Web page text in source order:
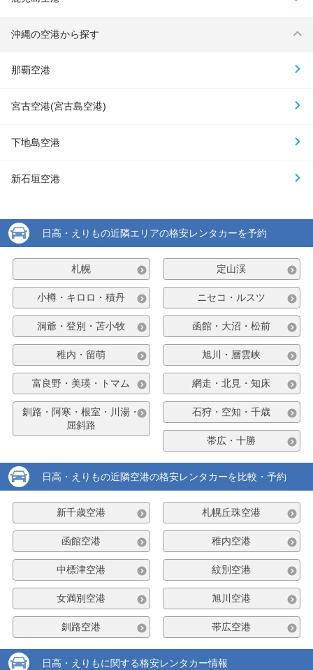
沖縄の空港から探す
那覇空港
宮古空港(宮古島空港)
下地島空港
新石垣空港
日高・えりもの近隣エリアの格安レンタカーを予約
札幌 定山渓
小樽・キロロ・積丹 ニセコ・ルスツ
洞爺・登別・苫小牧 函館・大沼・松前
稚内・留萌 旭川・層雲峡
富良野・美瑛・トマム 網走・北見・知床
釧路・阿寒・根室・川湯・
屈斜路
石狩・空知・千歳
帯広・十勝
日高・えりもの近隣空港の格安レンタカーを比較・予約
新千歳空港 札幌丘珠空港
函館空港 稚内空港
中標津空港 紋別空港
女満別空港 旭川空港
釧路空港 帯広空港
日高・えりもに関する格安レンタカー情報